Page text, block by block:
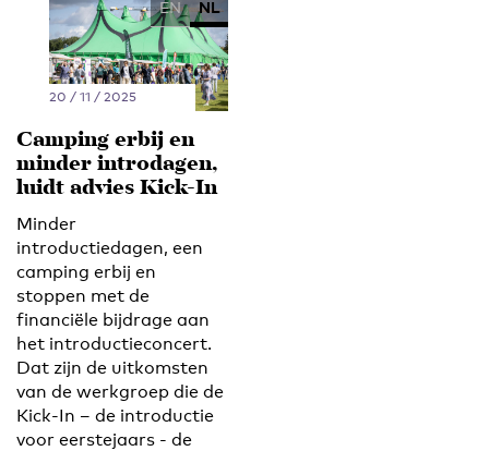
EN NL
20 / 11 / 2025
Camping erbij en
minder introdagen,
luidt advies Kick-In
Minder
introductiedagen, een
camping erbij en
stoppen met de
financiële bijdrage aan
het introductieconcert.
Dat zijn de uitkomsten
van de werkgroep die de
Kick-In – de introductie
voor eerstejaars - de